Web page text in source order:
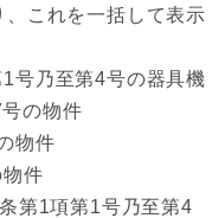
これを一括して表示
号乃至第4号の器具機
の物件
物件
件
第1項第1号乃至第4